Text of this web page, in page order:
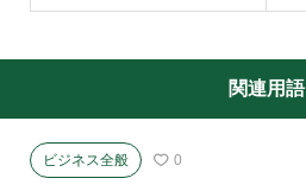
関連用語
ビジネス全般 0